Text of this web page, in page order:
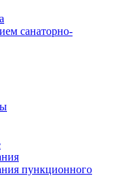
санаторно-
пункционного